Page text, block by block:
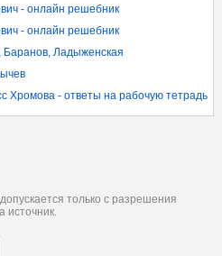
- онлайн решебник
- онлайн решебник
Баранов, Ладыженская
Хромова - ответы на рабочую тетрадь
только с разрешения
источник.